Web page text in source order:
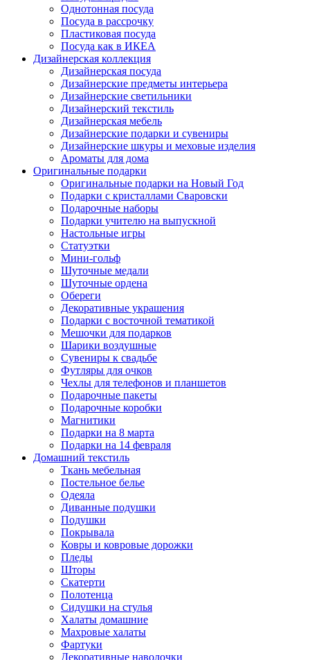
Однотонная посуда
Посуда в рассрочку
Пластиковая посуда
Посуда как в ИКЕА
Дизайнерская коллекция
Дизайнерская посуда
Дизайнерские предметы интерьера
Дизайнерские светильники
Дизайнерский текстиль
Дизайнерская мебель
Дизайнерские подарки и сувениры
Дизайнерские шкуры и меховые изделия
Ароматы для дома
Оригинальные подарки
Оригинальные подарки на Новый Год
Подарки с кристаллами Сваровски
Подарочные наборы
Подарки учителю на выпускной
Настольные игры
Статуэтки
Мини-гольф
Шуточные медали
Шуточные ордена
Обереги
Декоративные украшения
Подарки с восточной тематикой
Мешочки для подарков
Шарики воздушные
Сувениры к свадьбе
Футляры для очков
Чехлы для телефонов и планшетов
Подарочные пакеты
Подарочные коробки
Магнитики
Подарки на 8 марта
Подарки на 14 февраля
Домашний текстиль
Ткань мебельная
Постельное белье
Одеяла
Диванные подушки
Подушки
Покрывала
Ковры и ковровые дорожки
Пледы
Шторы
Скатерти
Полотенца
Сидушки на стулья
Халаты домашние
Махровые халаты
Фартуки
Декоративные наволочки